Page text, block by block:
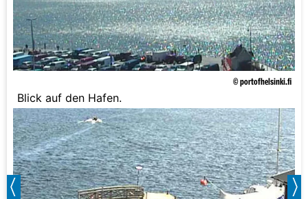
© portofhelsinki.fi
Blick auf den Hafen.